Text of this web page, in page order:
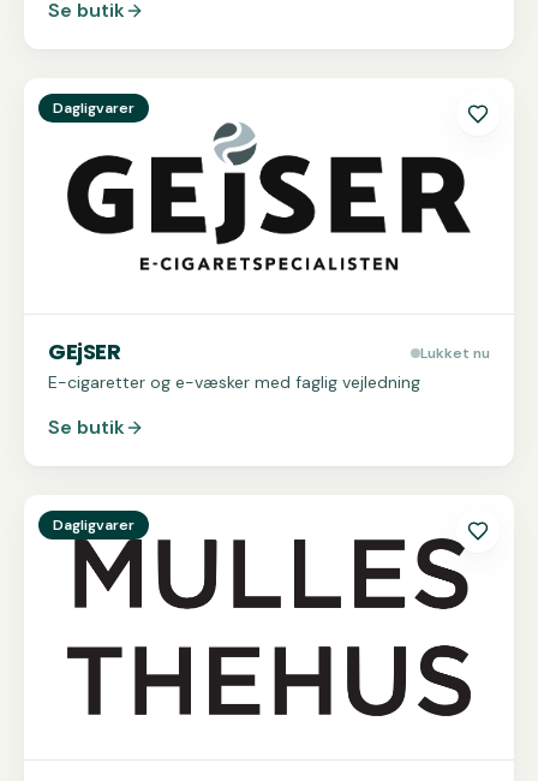
Se butik
SeGEjSER
Dagligvarer
GEjSER Lukket nu
E-cigaretter og e-væsker med faglig vejledning
Se butik
SeMulles Thehus
Dagligvarer